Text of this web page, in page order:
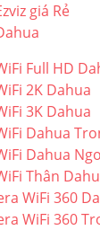
giá Rẻ
Full HD
2K Dahua
3K Dahua
Dahua
Dahua
Thân
WiFi 360
WiFi 360